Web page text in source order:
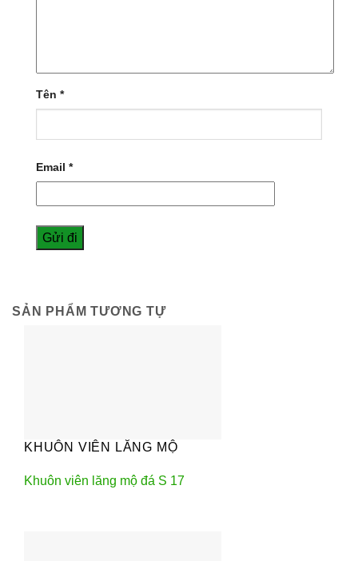
Tên *
Email *
SẢN PHẨM TƯƠNG TỰ
KHUÔN VIÊN LĂNG MỘ
Khuôn viên lăng mộ đá S 17